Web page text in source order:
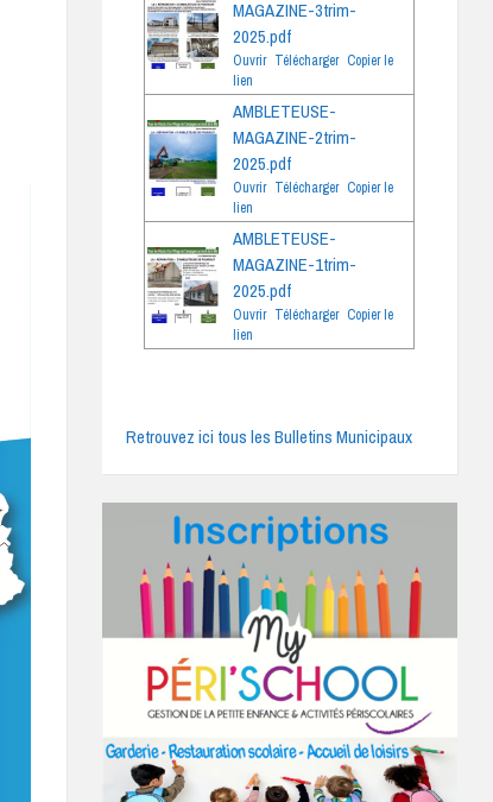
MAGAZINE-3trim-
2025.pdf
Ouvrir Télécharger Copier le
lien
AMBLETEUSE-
MAGAZINE-2trim-
2025.pdf
Ouvrir Télécharger Copier le
lien
AMBLETEUSE-
MAGAZINE-1trim-
2025.pdf
Ouvrir Télécharger Copier le
lien
Retrouvez ici tous les Bulletins Municipaux